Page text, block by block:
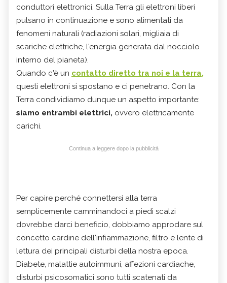
conduttori elettronici. Sulla Terra gli elettroni liberi
pulsano in continuazione e sono alimentati da
fenomeni naturali (radiazioni solari, migliaia di
scariche elettriche, l'energia generata dal nocciolo
interno del pianeta).
Quando c'è un contatto diretto tra noi e la terra,
questi elettroni si spostano e ci penetrano. Con la
Terra condividiamo dunque un aspetto importante:
siamo entrambi elettrici, ovvero elettricamente
carichi.
Continua a leggere dopo la pubblicità
Per capire perché connettersi alla terra
semplicemente camminandoci a piedi scalzi
dovrebbe darci beneficio, dobbiamo approdare sul
concetto cardine dell'infiammazione, filtro e lente di
lettura dei principali disturbi della nostra epoca.
Diabete, malattie autoimmuni, affezioni cardiache,
disturbi psicosomatici sono tutti scatenati da